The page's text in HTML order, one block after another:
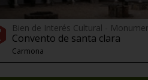
Bien de Interés Cultural -
Convento de santa clara
Carmona